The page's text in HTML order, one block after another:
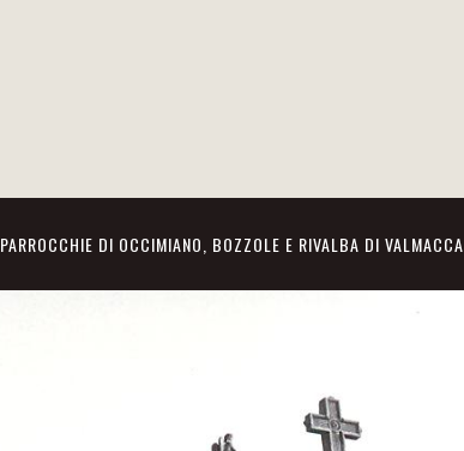
PARROCCHIE DI OCCIMIANO, BOZZOLE E RIVALBA DI VALMACCA